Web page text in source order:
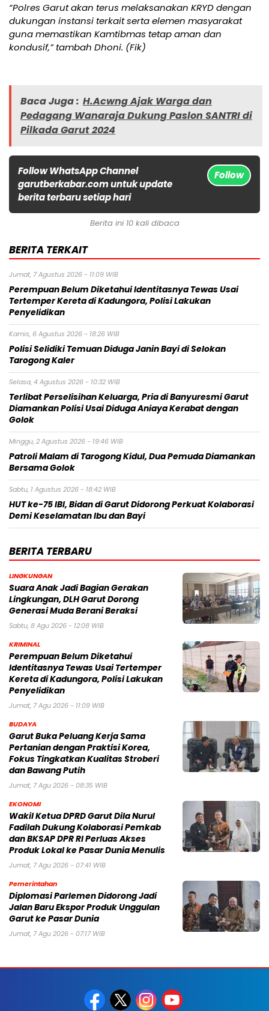
“Polres Garut akan terus melaksanakan KRYD dengan
dukungan instansi terkait serta elemen masyarakat
guna memastikan Kamtibmas tetap aman dan
kondusif,” tambah Dhoni. (Fik)
Baca Juga : H.Acwng Ajak Warga dan
Pedagang Wanaraja Dukung Paslon SANTRI di
Pilkada Garut 2024
Follow WhatsApp Channel
garutberkabar.com untuk update
berita terbaru setiap hari
Follow
Berita ini 10 kali dibaca
BERITA TERKAIT
Jumat, 7 Agustus 2026 - 11:09 WIB
Perempuan Belum Diketahui Identitasnya Tewas Usai
Tertemper Kereta di Kadungora, Polisi Lakukan
Penyelidikan
Kamis, 6 Agustus 2026 - 18:26 WIB
Polisi Selidiki Temuan Diduga Janin Bayi di Selokan
Tarogong Kaler
Selasa, 4 Agustus 2026 - 10:32 WIB
Terlibat Perselisihan Keluarga, Pria di Banyuresmi Garut
Diamankan Polisi Usai Diduga Aniaya Kerabat dengan
Golok
Minggu, 2 Agustus 2026 - 19:46 WIB
Patroli Malam di Tarogong Kidul, Dua Pemuda Diamankan
Bersama Golok
Sabtu, 1 Agustus 2026 - 18:42 WIB
HUT ke-75 IBI, Bidan di Garut Didorong Perkuat Kolaborasi
Demi Keselamatan Ibu dan Bayi
BERITA TERBARU
LINGKUNGAN
Suara Anak Jadi Bagian Gerakan
Lingkungan, DLH Garut Dorong
Generasi Muda Berani Beraksi
Sabtu, 8 Agu 2026 - 12:08 WIB
KRIMINAL
Perempuan Belum Diketahui
Identitasnya Tewas Usai Tertemper
Kereta di Kadungora, Polisi Lakukan
Penyelidikan
Jumat, 7 Agu 2026 - 11:09 WIB
BUDAYA
Garut Buka Peluang Kerja Sama
Pertanian dengan Praktisi Korea,
Fokus Tingkatkan Kualitas Stroberi
dan Bawang Putih
Jumat, 7 Agu 2026 - 08:35 WIB
EKONOMI
Wakil Ketua DPRD Garut Dila Nurul
Fadilah Dukung Kolaborasi Pemkab
dan BKSAP DPR RI Perluas Akses
Produk Lokal ke Pasar Dunia Menulis
Jumat, 7 Agu 2026 - 07:41 WIB
Pemerintahan
Diplomasi Parlemen Didorong Jadi
Jalan Baru Ekspor Produk Unggulan
Garut ke Pasar Dunia
Jumat, 7 Agu 2026 - 07:17 WIB